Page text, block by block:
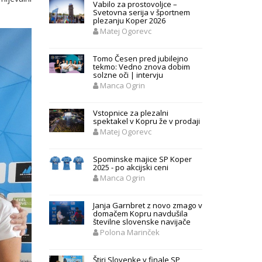
Vabilo za prostovoljce –
Svetovna serija v športnem
plezanju Koper 2026
Matej Ogorevc
Tomo Česen pred jubilejno
tekmo: Vedno znova dobim
solzne oči | intervju
Manca Ogrin
Vstopnice za plezalni
spektakel v Kopru že v prodaji
Matej Ogorevc
Spominske majice SP Koper
2025 - po akcijski ceni
Manca Ogrin
Janja Garnbret z novo zmago v
domačem Kopru navdušila
številne slovenske navijače
Polona Marinček
Štiri Slovenke v finale SP